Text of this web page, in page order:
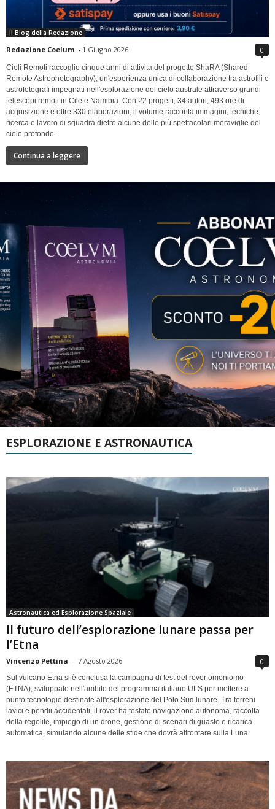
Il Blog della Redazione
Redazione Coelum - 1 Giugno 2026 0
Cieli Remoti raccoglie cinque anni di attività del progetto ShaRA (Shared
Remote Astrophotography), un'esperienza unica di collaborazione tra astrofili e
astrofotografi impegnati nell'esplorazione del cielo australe attraverso grandi
telescopi remoti in Cile e Namibia. Con 22 progetti, 34 autori, 493 ore di
acquisizione e oltre 330 elaborazioni, il volume racconta immagini, tecniche,
ricerca e lavoro di squadra dietro alcune delle più spettacolari meraviglie del
cielo profondo.
Continua a leggere
ESPLORAZIONE E ASTRONAUTICA
Astronautica ed Esplorazione Spaziale
Il futuro dell’esplorazione lunare passa per
l’Etna
Vincenzo Pettina - 7 Agosto 2026 0
Sul vulcano Etna si è conclusa la campagna di test del rover omoniomo
(ETNA), sviluppato nell'ambito del programma italiano ULS per mettere a
punto tecnologie destinate all'esplorazione del Polo Sud lunare. Tra terreni
lavici e pendii accidentati, il rover ha testato navigazione autonoma, raccolta
della regolite, impiego di un drone, gestione di scenari di guasto e ricarica
automatica, simulando alcune delle sfide che dovrà affrontare sulla Luna